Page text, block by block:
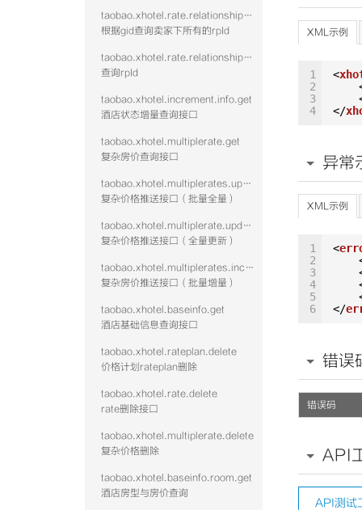
taobao.xhotel.rate.relationshipwithrp.get
根据gid查询卖家下所有的rpId
taobao.xhotel.rate.relationshipwithroom.get
查询rpId
taobao.xhotel.increment.info.get
酒店状态增量查询接口
taobao.xhotel.multiplerate.get
复杂房价查询接口
taobao.xhotel.multiplerates.update
复杂价格推送接口（批量全量）
taobao.xhotel.multiplerate.update
复杂价格推送接口（全量更新）
taobao.xhotel.multiplerates.increment
复杂房价推送接口（批量增量）
taobao.xhotel.baseinfo.get
酒店基础信息查询接口
taobao.xhotel.rateplan.delete
价格计划rateplan删除
taobao.xhotel.rate.delete
rate删除接口
taobao.xhotel.multiplerate.delete
复杂价格删除
taobao.xhotel.baseinfo.room.get
酒店房型与房价查询
XML示例
1
2
3
4
<
</
异常
XML示例
1
2
3
4
5
6
<
</
错误
错误码
API
API测试